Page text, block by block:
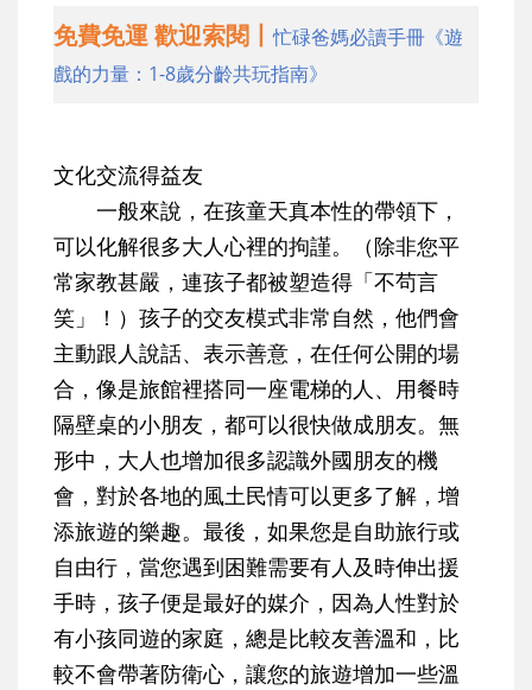
免費免運 歡迎索閱丨忙碌爸媽必讀手冊《遊
戲的力量：1-8歲分齡共玩指南》
文化交流得益友
一般來說，在孩童天真本性的帶領下，
可以化解很多大人心裡的拘謹。（除非您平
常家教甚嚴，連孩子都被塑造得「不茍言
笑」！）孩子的交友模式非常自然，他們會
主動跟人說話、表示善意，在任何公開的場
合，像是旅館裡搭同一座電梯的人、用餐時
隔壁桌的小朋友，都可以很快做成朋友。無
形中，大人也增加很多認識外國朋友的機
會，對於各地的風土民情可以更多了解，增
添旅遊的樂趣。最後，如果您是自助旅行或
自由行，當您遇到困難需要有人及時伸出援
手時，孩子便是最好的媒介，因為人性對於
有小孩同遊的家庭，總是比較友善溫和，比
較不會帶著防衛心，讓您的旅遊增加一些溫